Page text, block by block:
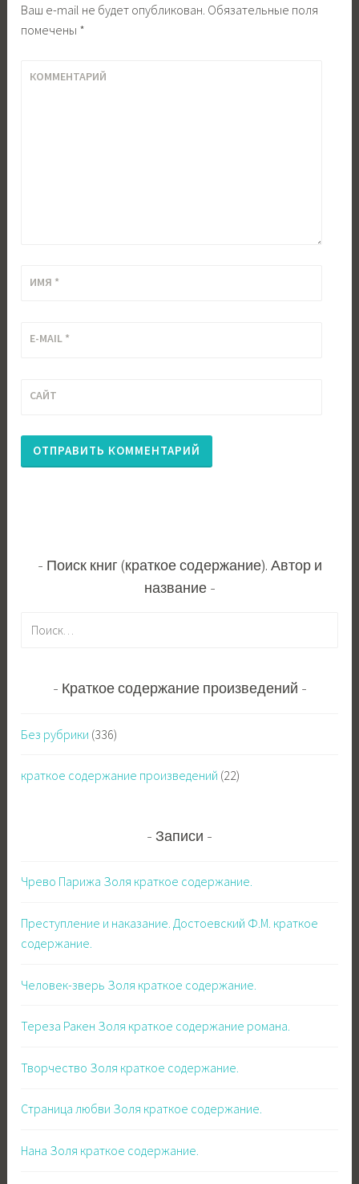
Ваш e-mail не будет опубликован. Обязательные поля
помечены *
КОММЕНТАРИЙ
ИМЯ *
E-MAIL *
САЙТ
Поиск книг (краткое содержание). Автор и
название
Краткое содержание произведений
Без рубрики (336)
краткое содержание произведений (22)
Записи
Чрево Парижа Золя краткое содержание.
Преступление и наказание. Достоевский Ф.М. краткое
содержание.
Человек-зверь Золя краткое содержание.
Тереза Ракен Золя краткое содержание романа.
Творчество Золя краткое содержание.
Страница любви Золя краткое содержание.
Нана Золя краткое содержание.